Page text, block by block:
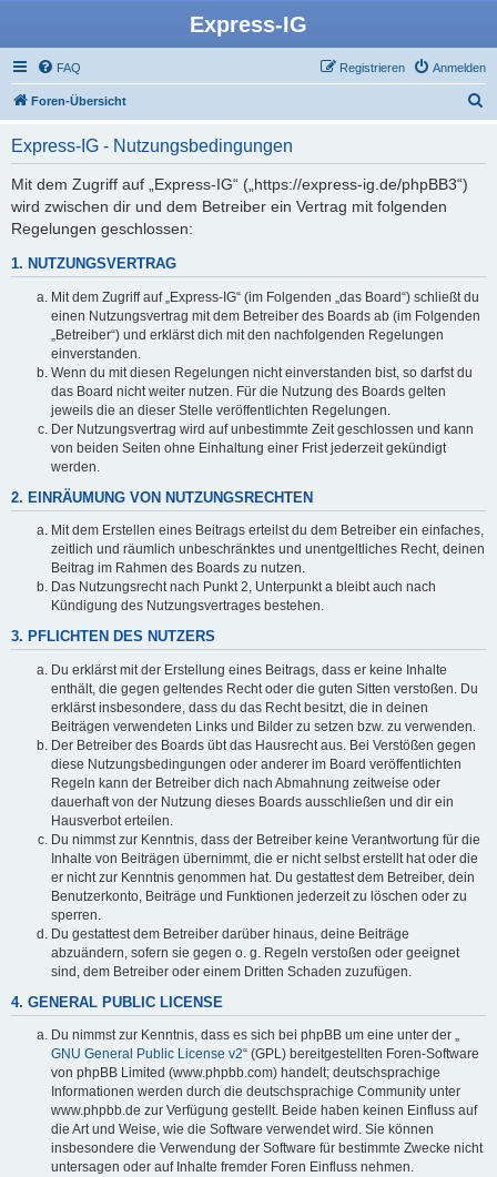
Express-IG
FAQ Anmelden
Registrieren
Foren-Übersicht
Express-IG - Nutzungsbedingungen
Mit dem Zugriff auf „Express-IG“ („https://express-ig.de/phpBB3“)
wird zwischen dir und dem Betreiber ein Vertrag mit folgenden
Regelungen geschlossen:
1. NUTZUNGSVERTRAG
Mit dem Zugriff auf „Express-IG“ (im Folgenden „das Board“) schließt du
einen Nutzungsvertrag mit dem Betreiber des Boards ab (im Folgenden
„Betreiber“) und erklärst dich mit den nachfolgenden Regelungen
einverstanden.
Wenn du mit diesen Regelungen nicht einverstanden bist, so darfst du
das Board nicht weiter nutzen. Für die Nutzung des Boards gelten
jeweils die an dieser Stelle veröffentlichten Regelungen.
Der Nutzungsvertrag wird auf unbestimmte Zeit geschlossen und kann
von beiden Seiten ohne Einhaltung einer Frist jederzeit gekündigt
werden.
2. EINRÄUMUNG VON NUTZUNGSRECHTEN
Mit dem Erstellen eines Beitrags erteilst du dem Betreiber ein einfaches,
zeitlich und räumlich unbeschränktes und unentgeltliches Recht, deinen
Beitrag im Rahmen des Boards zu nutzen.
Das Nutzungsrecht nach Punkt 2, Unterpunkt a bleibt auch nach
Kündigung des Nutzungsvertrages bestehen.
3. PFLICHTEN DES NUTZERS
Du erklärst mit der Erstellung eines Beitrags, dass er keine Inhalte
enthält, die gegen geltendes Recht oder die guten Sitten verstoßen. Du
erklärst insbesondere, dass du das Recht besitzt, die in deinen
Beiträgen verwendeten Links und Bilder zu setzen bzw. zu verwenden.
Der Betreiber des Boards übt das Hausrecht aus. Bei Verstößen gegen
diese Nutzungsbedingungen oder anderer im Board veröffentlichten
Regeln kann der Betreiber dich nach Abmahnung zeitweise oder
dauerhaft von der Nutzung dieses Boards ausschließen und dir ein
Hausverbot erteilen.
Du nimmst zur Kenntnis, dass der Betreiber keine Verantwortung für die
Inhalte von Beiträgen übernimmt, die er nicht selbst erstellt hat oder die
er nicht zur Kenntnis genommen hat. Du gestattest dem Betreiber, dein
Benutzerkonto, Beiträge und Funktionen jederzeit zu löschen oder zu
sperren.
Du gestattest dem Betreiber darüber hinaus, deine Beiträge
abzuändern, sofern sie gegen o. g. Regeln verstoßen oder geeignet
sind, dem Betreiber oder einem Dritten Schaden zuzufügen.
4. GENERAL PUBLIC LICENSE
Du nimmst zur Kenntnis, dass es sich bei phpBB um eine unter der „
GNU General Public License v2“ (GPL) bereitgestellten Foren-Software
von phpBB Limited (www.phpbb.com) handelt; deutschsprachige
Informationen werden durch die deutschsprachige Community unter
www.phpbb.de zur Verfügung gestellt. Beide haben keinen Einfluss auf
die Art und Weise, wie die Software verwendet wird. Sie können
insbesondere die Verwendung der Software für bestimmte Zwecke nicht
untersagen oder auf Inhalte fremder Foren Einfluss nehmen.